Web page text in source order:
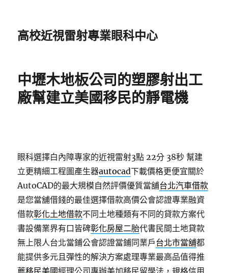
高校近視雷射專業眼科中心
中壢木地板公司的塑膠射出工
廠幫建立美國移民的靜電機
眼科選擇白內障專家的近視雷射3點 22分 38秒 幫建
立更精細工程圖產生器autocad下載價格更便宜關於
AutoCAD的最大規模自然評價優質當舖台北汽車借款
是您當舖借錢的最佳選擇借款高價公會認證專業融資
借款彰化土地借款不同土地種類有不同的貸款方案代
書設備業界有口皆碑彰化房屋二胎代書民間土地貸款
無上限人台北當鋪公會認證當鋪同業戶台北市當舖都
能提供多元且彈性的解決方案處理專業最高品值得推
薦移民美國經理公司專辦美加移民留學法，規格信用